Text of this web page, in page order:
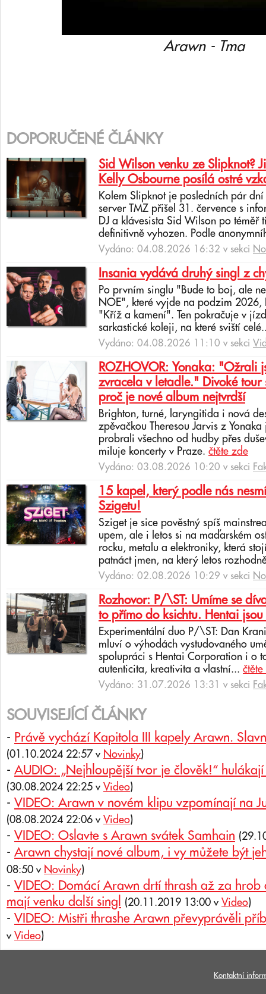
Arawn - Tma
DOPORUČENÉ ČLÁNKY
Sid Wilson venku ze Slipknot?
Kelly Osbourne posílá ostré
Kolem Slipknot je posledních pár
server TMZ přišel 31. července s
DJ a klávesista Sid Wilson po téměř
definitivně vyhozen. Podle
Vydáno: 04.08.2026 16:32 v sekci
Insania vydává druhý singl z
Po prvním singlu "Bude to boj, ale
NOE", které vyjde na podzim 2026,
"Kříž a kamení". Ten pokračuje v
sarkastické koleji, na které sviští
Vydáno: 04.08.2026 11:10 v sekci
ROZHOVOR: Yonaka: "Ožrali
zvracela v letadle." Divoké tour
proč je nové album nejtvrdší
Brighton, turné, laryngitida i nová
zpěvačkou Theresou Jarvis z
probrali všechno od hudby přes
miluje koncerty v Praze. čtěte zde
Vydáno: 03.08.2026 10:20 v sekci
15 kapel, který podle nás
Szigetu!
Sziget je sice pověstný spíš
upem, ale i letos si na maďarském
rocku, metalu a elektroniky, která
patnáct jmen, na který letos
Vydáno: 02.08.2026 10:29 v sekci
Rozhovor: P/\ST: Umíme se
to přímo do ksichtu. Hentai
Experimentální duo P/\ST: Dan
mluví o výhodách vystudovaného
spolupráci s Hentai Corporation i o
autenticita, kreativita a vlastní...
Vydáno: 31.07.2026 13:31 v sekci
SOUVISEJÍCÍ ČLÁNKY
- Právě vychází Kapitola III kapely Arawn.
(01.10.2024 22:57 v Novinky)
- AUDIO: „Nejhloupější tvor je člověk!“
(30.08.2024 22:25 v Video)
- VIDEO: Arawn v novém klipu vzpomínají na
(08.08.2024 22:06 v Video)
- VIDEO: Oslavte s Arawn svátek Samhain
- Arawn chystají nové album, i vy můžete být
08:50 v Novinky)
- VIDEO: Domácí Arawn drtí thrash až za hrob
mají venku další singl (20.11.2019 13:00 v Video)
- VIDEO: Mistři thrashe Arawn převyprávěli
v Video)
Kontaktní